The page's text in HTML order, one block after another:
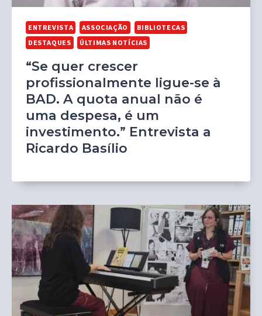
ENTREVISTA ASSOCIAÇÃO
BIBLIOTECAS
DESTAQUES
ÚLTIMAS NOTÍCIAS
“Se quer crescer
profissionalmente ligue-se à
BAD. A quota anual não é
uma despesa, é um
investimento.” Entrevista a
Ricardo Basílio